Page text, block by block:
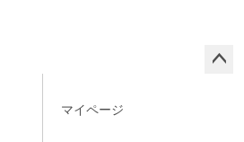
マイページ